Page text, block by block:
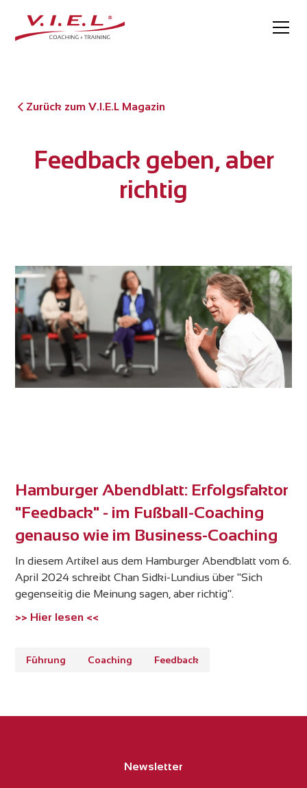
Zurück zum V.I.E.L Magazin
Feedback geben, aber
richtig
Hamburger Abendblatt: Erfolgsfaktor
"Feedback" - im Fußball-Coaching
genauso wie im Business-Coaching
In diesem Artikel aus dem Hamburger Abendblatt vom 6.
April 2024 schreibt Chan Sidki-Lundius über "Sich
gegenseitig die Meinung sagen, aber richtig".
>> Hier lesen <<
Führung Coaching Feedback
Newsletter